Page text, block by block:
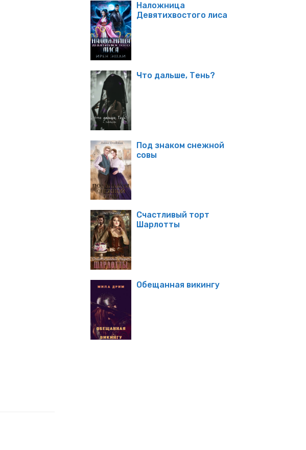
Наложница
Девятихвостого лиса
Что дальше, Тень?
Под знаком снежной
совы
Счастливый торт
Шарлотты
Обещанная викингу